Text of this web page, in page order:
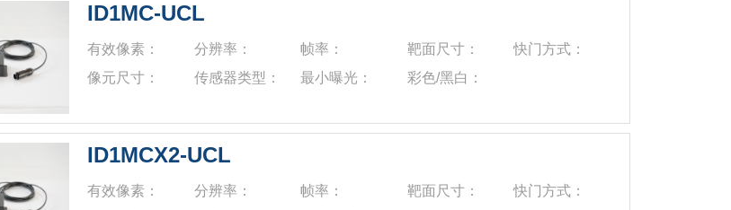
ID1MC-UCL
有效像素： 分辨率： 帧率： 靶面尺寸：
快门方式：
像元尺寸：
传感器类型： 最小曝光： 彩色/黑白：
ID1MCX2-UCL
有效像素： 分辨率： 帧率： 靶面尺寸：
快门方式：